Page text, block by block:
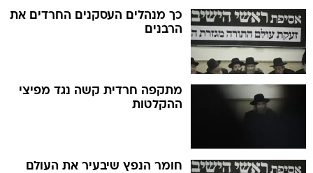
כך מנהלים העסקנים החרדים את
הרבנים
מתקפה חרדית קשה נגד מפיצי
ההקלטות
חומר הנפץ שיבעיר את העולם